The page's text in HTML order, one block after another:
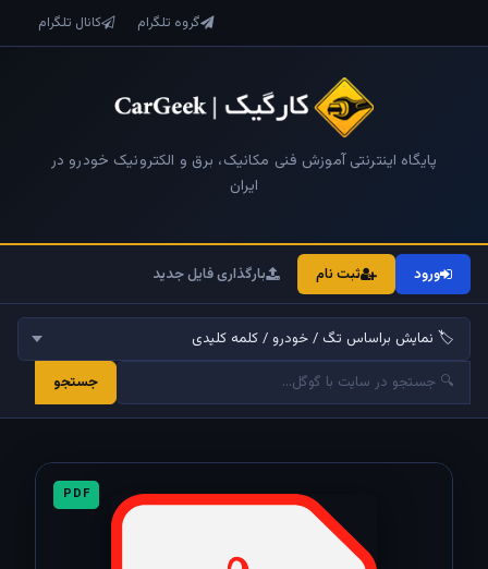
گروه تلگرام کانال تلگرام
پایگاه اینترنتی آموزش فنی مکانیک، برق و الکترونیک خودرو در
ایران
ورود ثبت نام بارگذاری فایل جدید
جستجو
PDF